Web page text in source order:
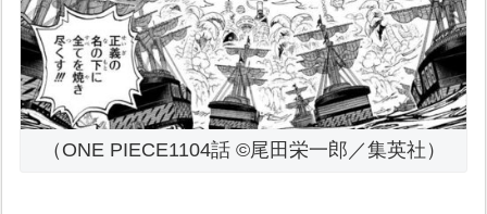
（ONE PIECE1104話 ©尾田栄一郎／集英社）